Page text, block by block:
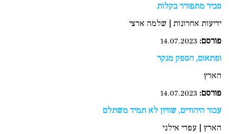
סביר מתפורר בקלות
ידיעות אחרונות | שלמה ארצי
פורסם:
ופתאום, הספק מנקר
הארץ
פורסם:
עבור היהודים, שוויון לא תמיד משתלם
הארץ | עפרי אילני